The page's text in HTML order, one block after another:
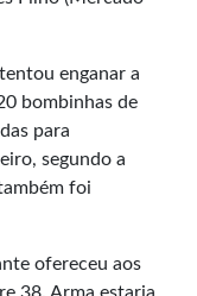
enganar a
bombinhas de
para
segundo a
foi
ofereceu aos